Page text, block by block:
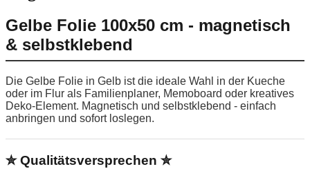
Gelbe Folie 100x50 cm - magnetisch
& selbstklebend
Die Gelbe Folie in Gelb ist die ideale Wahl in der Kueche
oder im Flur als Familienplaner, Memoboard oder kreatives
Deko-Element. Magnetisch und selbstklebend - einfach
anbringen und sofort loslegen.
✮ Qualitätsversprechen ✮